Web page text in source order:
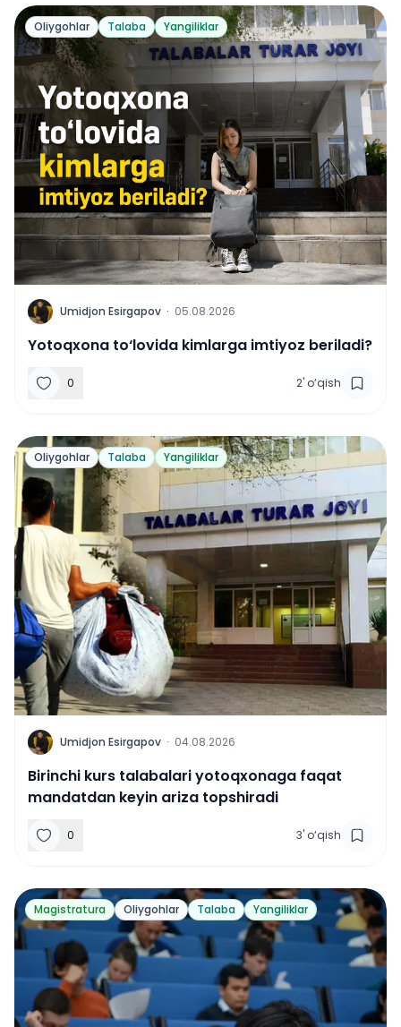
Oliygohlar Talaba Yangiliklar
U Umidjon Esirgapov · 05.08.2026
Yotoqxona to‘lovida kimlarga imtiyoz beriladi?
0 2' o‘qish
Oliygohlar Talaba Yangiliklar
U Umidjon Esirgapov · 04.08.2026
Birinchi kurs talabalari yotoqxonaga faqat
mandatdan keyin ariza topshiradi
0 3' o‘qish
Magistratura Oliygohlar Talaba Yangiliklar